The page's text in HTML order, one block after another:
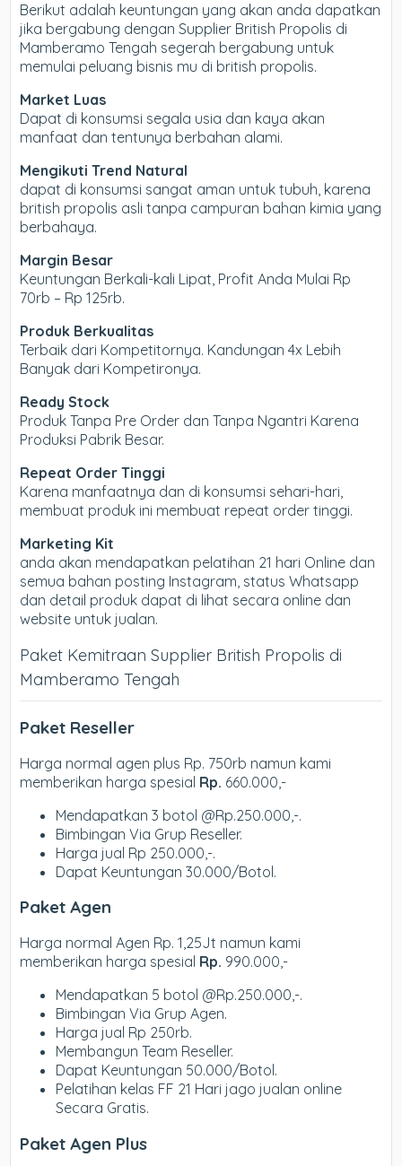
Berikut adalah keuntungan yang akan anda dapatkan
jika bergabung dengan Supplier British Propolis di
Mamberamo Tengah segerah bergabung untuk
memulai peluang bisnis mu di british propolis.
Market Luas
Dapat di konsumsi segala usia dan kaya akan
manfaat dan tentunya berbahan alami.
Mengikuti Trend Natural
dapat di konsumsi sangat aman untuk tubuh, karena
british propolis asli tanpa campuran bahan kimia yang
berbahaya.
Margin Besar
Keuntungan Berkali-kali Lipat, Profit Anda Mulai Rp
70rb – Rp 125rb.
Produk Berkualitas
Terbaik dari Kompetitornya. Kandungan 4x Lebih
Banyak dari Kompetironya.
Ready Stock
Produk Tanpa Pre Order dan Tanpa Ngantri Karena
Produksi Pabrik Besar.
Repeat Order Tinggi
Karena manfaatnya dan di konsumsi sehari-hari,
membuat produk ini membuat repeat order tinggi.
Marketing Kit
anda akan mendapatkan pelatihan 21 hari Online dan
semua bahan posting Instagram, status Whatsapp
dan detail produk dapat di lihat secara online dan
website untuk jualan.
Paket Kemitraan Supplier British Propolis di
Mamberamo Tengah
Paket Reseller
Harga normal agen plus Rp. 750rb namun kami
memberikan harga spesial Rp. 660.000,-
Mendapatkan 3 botol @Rp.250.000,-.
Bimbingan Via Grup Reseller.
Harga jual Rp 250.000,-.
Dapat Keuntungan 30.000/Botol.
Paket Agen
Harga normal Agen Rp. 1,25Jt namun kami
memberikan harga spesial Rp. 990.000,-
Mendapatkan 5 botol @Rp.250.000,-.
Bimbingan Via Grup Agen.
Harga jual Rp 250rb.
Membangun Team Reseller.
Dapat Keuntungan 50.000/Botol.
Pelatihan kelas FF 21 Hari jago jualan online
Secara Gratis.
Paket Agen Plus